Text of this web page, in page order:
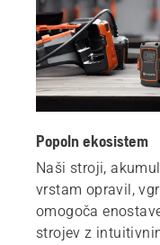
Popoln ekosistem
Naši stroji,
vrstam opravil,
omogoča
strojev z